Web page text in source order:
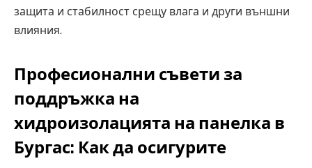
защита и стабилност срещу влага и други външни
влияния.
Професионални съвети за
поддръжка на
хидроизолацията на панелка в
Бургас: Как да осигурите